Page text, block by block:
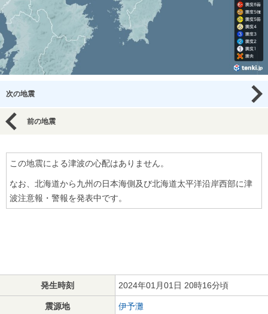
次の地震
前の地震
この地震による津波の心配はありません。
なお、北海道から九州の日本海側及び北海道太平洋沿岸西部に津
波注意報・警報を発表中です。
発生時刻 2024年01月01日 20時16分頃
震源地 伊予灘